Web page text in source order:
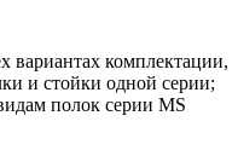
вариантах комплектации,
и стойки одной серии;
полок серии MS